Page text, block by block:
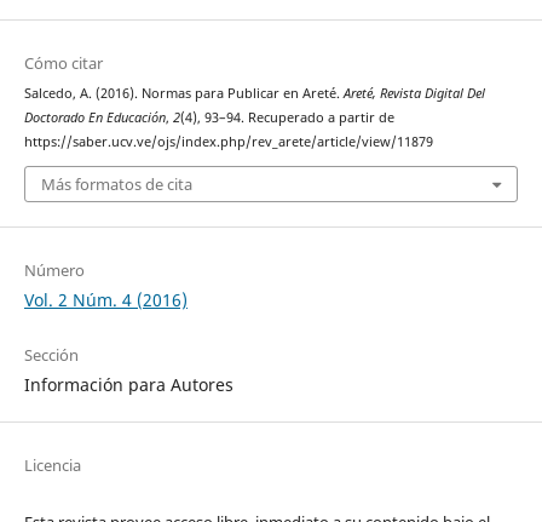
Cómo citar
Salcedo, A. (2016). Normas para Publicar en Areté.Areté, Revista Digital Del
Doctorado En Educación, 2(4), 93–94. Recuperado a partir de
https://saber.ucv.ve/ojs/index.php/rev_arete/article/view/11879
Más formatos de cita
Número
Vol. 2 Núm. 4 (2016)
Sección
Información para Autores
Licencia